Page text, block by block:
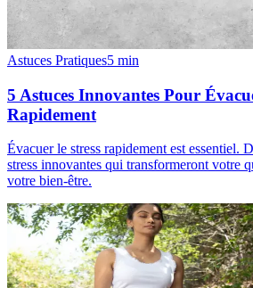
Astuces Pratiques5 min
5 Astuces Innovantes Pour
Rapidement
Évacuer le stress rapidement est essentiel.
stress innovantes qui transformeront votre
votre bien-être.